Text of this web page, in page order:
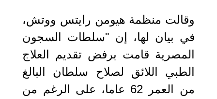
وقالت منظمة هيومن رايتس ووتش،
في بيان لها، إن "سلطات السجون
المصرية قامت برفض تقديم العلاج
الطبي اللائق لصلاح سلطان البالغ
من العمر 62 عاما، على الرغم من